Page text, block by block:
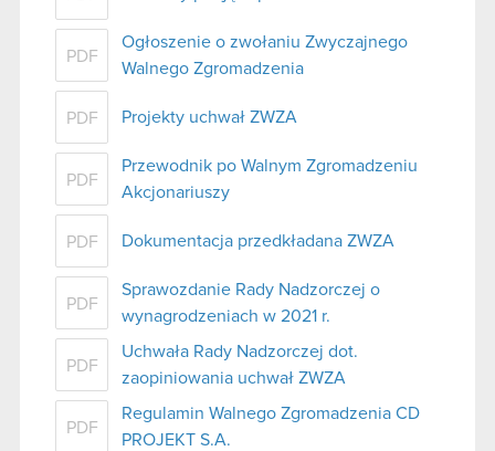
PDF
Ogłoszenie o zwołaniu Zwyczajnego
Walnego Zgromadzenia
PDF Projekty uchwał ZWZA
PDF
Przewodnik po Walnym Zgromadzeniu
Akcjonariuszy
PDF Dokumentacja przedkładana ZWZA
PDF
Sprawozdanie Rady Nadzorczej o
wynagrodzeniach w 2021 r.
PDF
Uchwała Rady Nadzorczej dot.
zaopiniowania uchwał ZWZA
PDF
Regulamin Walnego Zgromadzenia CD
PROJEKT S.A.